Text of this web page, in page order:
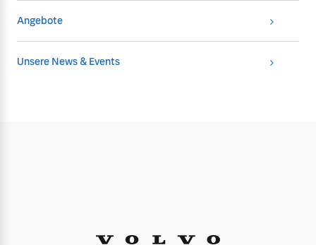
Angebote
Unsere News & Events